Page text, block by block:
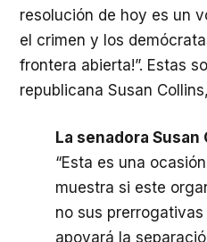
resolución de hoy es un
el crimen y los
frontera abierta!”. Estas
republicana Susan
La senadora Susan
“Esta es una
muestra si este
no sus
apoyará la